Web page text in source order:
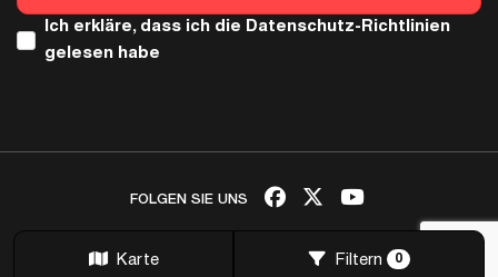
Karte Filtern 0
Ich erkläre, dass ich die Datenschutz-Richtlinien
gelesen habe
FOLGEN SIE UNS